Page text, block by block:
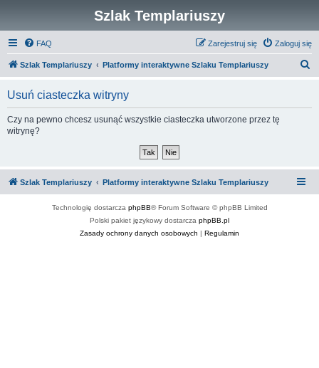
Szlak Templariuszy
FAQ Zaloguj się
Zarejestruj się
Szlak Templariuszy Platformy interaktywne Szlaku Templariuszy
Usuń ciasteczka witryny
Czy na pewno chcesz usunąć wszystkie ciasteczka utworzone przez tę
witrynę?
Szlak Templariuszy Platformy interaktywne Szlaku Templariuszy
Technologię dostarcza phpBB® Forum Software © phpBB Limited
Polski pakiet językowy dostarcza phpBB.pl
Zasady ochrony danych osobowych | Regulamin